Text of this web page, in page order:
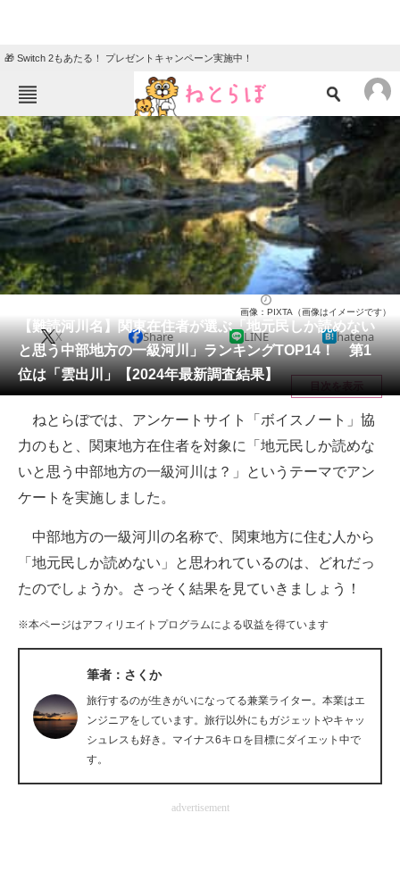
🎁 Switch 2もあたる！ プレゼントキャンペーン実施中！
ねとらぼメニュー
TOP ニュース
エンタメ クイズ
グルメ 地域
住まい 教育・育児
動物 リサーチ
会員記事
メディア
注目記事を集めた総合ページ
ITの今と未来を見通す
スマホと通信の最新トレンド
好きが集まる 比べて選べる
ビジネスと働き方のヒント
AI活用のいまが分かる
企業ITのトレンドを詳説
経営リーダーのコミュニティ
マーケ×ITの今がよく分かる
ITエンジニア向け専門サイト
【難読河川名】関東在住者が選ぶ「地元民しか読めない
と思う中部地方の一級河川」ランキングTOP14！ 第1
位は「雲出川」【2024年最新調査結果】
画像：PIXTA（画像はイメージです）
X Share LINE hatena
目次を表示
ねとらぼでは、アンケートサイト「ボイスノート」協
力のもと、関東地方在住者を対象に「地元民しか読めな
いと思う中部地方の一級河川は？」というテーマでアン
ケートを実施しました。
中部地方の一級河川の名称で、関東地方に住む人から
「地元民しか読めない」と思われているのは、どれだっ
たのでしょうか。さっそく結果を見ていきましょう！
※本ページはアフィリエイトプログラムによる収益を得ています
筆者：さくか
旅行するのが生きがいになってる兼業ライター。本業はエ
ンジニアをしています。旅行以外にもガジェットやキャッ
シュレスも好き。マイナス6キロを目標にダイエット中で
す。
advertisement